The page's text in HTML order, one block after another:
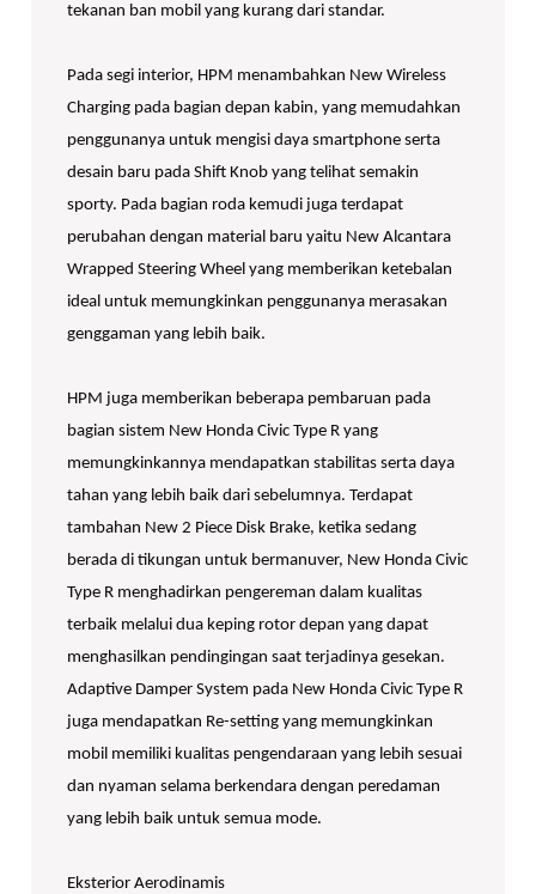
tekanan ban mobil yang kurang dari standar.
Pada segi interior, HPM menambahkan New Wireless
Charging pada bagian depan kabin, yang memudahkan
penggunanya untuk mengisi daya smartphone serta
desain baru pada Shift Knob yang telihat semakin
sporty. Pada bagian roda kemudi juga terdapat
perubahan dengan material baru yaitu New Alcantara
Wrapped Steering Wheel yang memberikan ketebalan
ideal untuk memungkinkan penggunanya merasakan
genggaman yang lebih baik.
HPM juga memberikan beberapa pembaruan pada
bagian sistem New Honda Civic Type R yang
memungkinkannya mendapatkan stabilitas serta daya
tahan yang lebih baik dari sebelumnya. Terdapat
tambahan New 2 Piece Disk Brake, ketika sedang
berada di tikungan untuk bermanuver, New Honda Civic
Type R menghadirkan pengereman dalam kualitas
terbaik melalui dua keping rotor depan yang dapat
menghasilkan pendingingan saat terjadinya gesekan.
Adaptive Damper System pada New Honda Civic Type R
juga mendapatkan Re-setting yang memungkinkan
mobil memiliki kualitas pengendaraan yang lebih sesuai
dan nyaman selama berkendara dengan peredaman
yang lebih baik untuk semua mode.
Eksterior Aerodinamis